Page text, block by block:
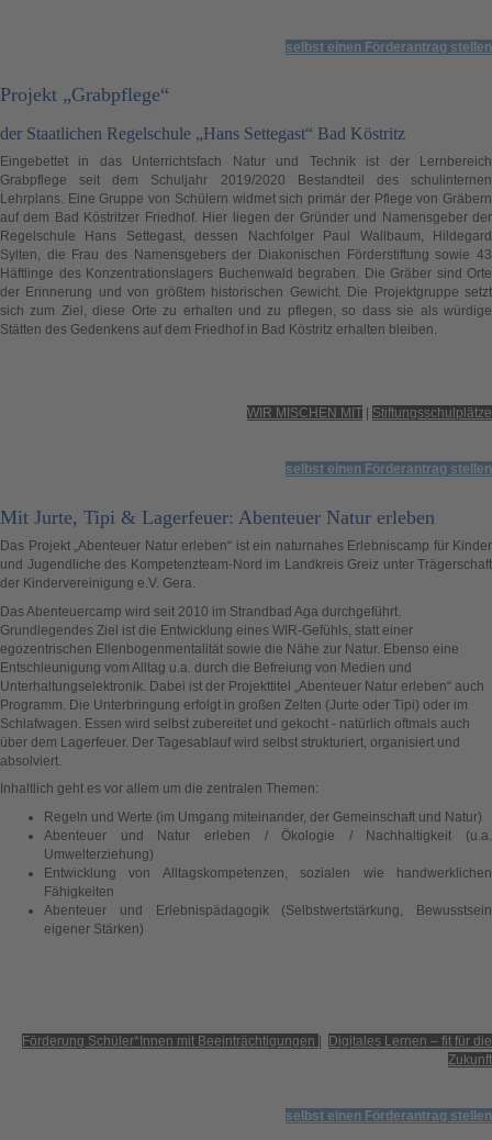
selbst einen Förderantrag stellen
Projekt „Grabpflege“
der Staatlichen Regelschule „Hans Settegast“ Bad Köstritz
Eingebettet in das Unterrichtsfach Natur und Technik ist der Lernbereich
Grabpflege seit dem Schuljahr 2019/2020 Bestandteil des schulinternen
Lehrplans. Eine Gruppe von Schülern widmet sich primär der Pflege von Gräbern
auf dem Bad Köstritzer Friedhof. Hier liegen der Gründer und Namensgeber der
Regelschule Hans Settegast, dessen Nachfolger Paul Wallbaum, Hildegard
Sylten, die Frau des Namensgebers der Diakonischen Förderstiftung sowie 43
Häftlinge des Konzentrationslagers Buchenwald begraben. Die Gräber sind Orte
der Erinnerung und von größtem historischen Gewicht. Die Projektgruppe setzt
sich zum Ziel, diese Orte zu erhalten und zu pflegen, so dass sie als würdige
Stätten des Gedenkens auf dem Friedhof in Bad Köstritz erhalten bleiben.
WIR MISCHEN MIT Stiftungsschulplätze
selbst einen Förderantrag stellen
Mit Jurte, Tipi & Lagerfeuer: Abenteuer Natur erleben
Das Projekt „Abenteuer Natur erleben“ ist ein naturnahes Erlebniscamp für Kinder
und Jugendliche des Kompetenzteam-Nord im Landkreis Greiz unter Trägerschaft
der Kindervereinigung e.V. Gera.
Das Abenteuercamp wird seit 2010 im Strandbad Aga durchgeführt.
Grundlegendes Ziel ist die Entwicklung eines WIR-Gefühls, statt einer
egozentrischen Ellenbogenmentalität sowie die Nähe zur Natur. Ebenso eine
Entschleunigung vom Alltag u.a. durch die Befreiung von Medien und
Unterhaltungselektronik. Dabei ist der Projekttitel „Abenteuer Natur erleben“ auch
Programm. Die Unterbringung erfolgt in großen Zelten (Jurte oder Tipi) oder im
Schlafwagen. Essen wird selbst zubereitet und gekocht - natürlich oftmals auch
über dem Lagerfeuer. Der Tagesablauf wird selbst strukturiert, organisiert und
absolviert.
Inhaltlich geht es vor allem um die zentralen Themen:
Regeln und Werte (im Umgang miteinander, der Gemeinschaft und Natur)
Abenteuer und Natur erleben / Ökologie / Nachhaltigkeit (u.a.
Umwelterziehung)
Entwicklung von Alltagskompetenzen, sozialen wie handwerklichen
Fähigkeiten
Abenteuer und Erlebnispädagogik (Selbstwertstärkung, Bewusstsein
eigener Stärken)
Förderung Schüler*Innen mit Beeinträchtigungen | Digitales Lernen – fit für die
Zukunft
selbst einen Förderantrag stellen